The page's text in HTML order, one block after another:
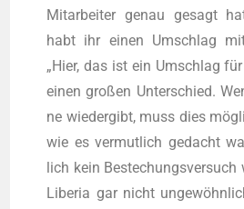
Mit­ar­bei­ter genau gesagt
habt ihr einen Umschlag
„Hier, das ist ein Umschlag
einen gro­ßen Unter­schied.
ne wie­der­gibt, muss dies
wie es ver­mut­lich gedacht
lich kein Bestechungs­ver­such
Libe­ria gar nicht